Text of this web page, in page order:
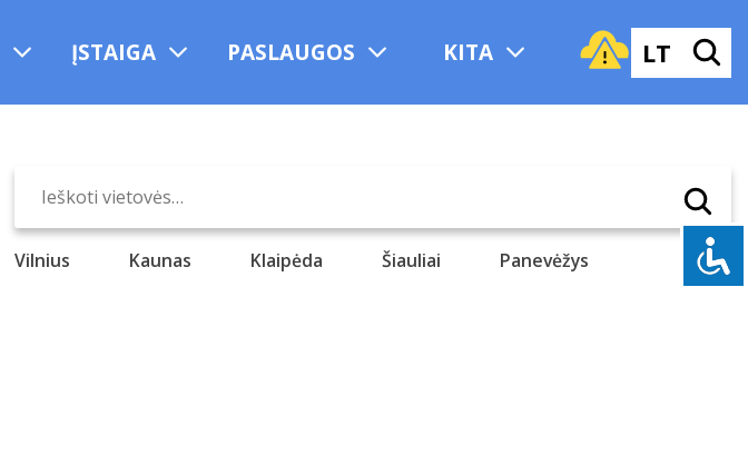
ĮSTAIGA PASLAUGOS KITA LT
Vilnius Kaunas Klaipėda Šiauliai Panevėžys